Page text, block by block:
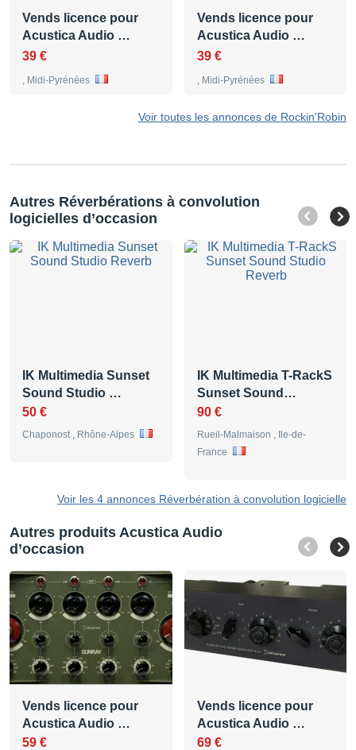
Vends licence pour
Acustica Audio …
39 €
, Midi-Pyrénées
Vends licence pour
Acustica Audio …
39 €
, Midi-Pyrénées
Voir toutes les annonces de Rockin'Robin
Autres Réverbérations à convolution
logicielles d’occasion
IK Multimedia Sunset
Sound Studio …
50 €
Chaponost , Rhône-Alpes
IK Multimedia T-RackS
Sunset Sound…
90 €
Rueil-Malmaison , Ile-de-
France
Voir les 4 annonces Réverbération à convolution logicielle
Autres produits Acustica Audio
d’occasion
Vends licence pour
Acustica Audio …
59 €
Vends licence pour
Acustica Audio …
69 €